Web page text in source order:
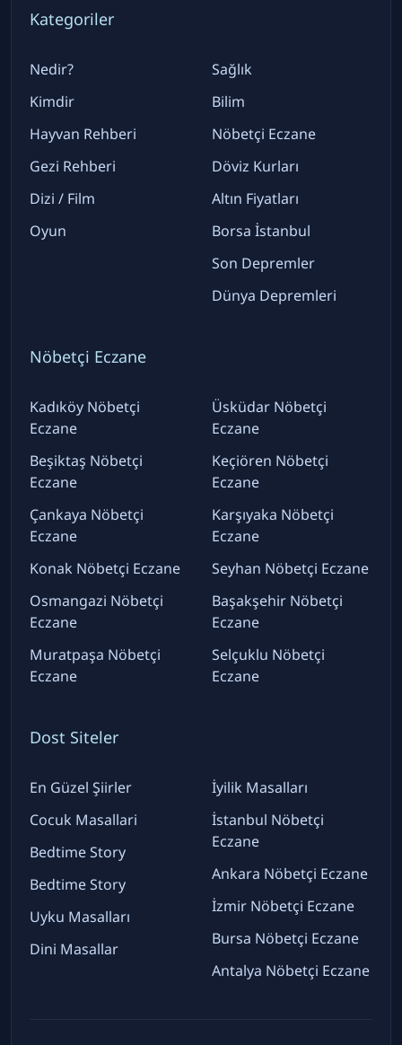
Kategoriler
Nedir?
Kimdir
Hayvan Rehberi
Gezi Rehberi
Dizi / Film
Oyun
Sağlık
Bilim
Nöbetçi Eczane
Döviz Kurları
Altın Fiyatları
Borsa İstanbul
Son Depremler
Dünya Depremleri
Nöbetçi Eczane
Kadıköy Nöbetçi
Eczane
Beşiktaş Nöbetçi
Eczane
Çankaya Nöbetçi
Eczane
Konak Nöbetçi Eczane
Osmangazi Nöbetçi
Eczane
Muratpaşa Nöbetçi
Eczane
Üsküdar Nöbetçi
Eczane
Keçiören Nöbetçi
Eczane
Karşıyaka Nöbetçi
Eczane
Seyhan Nöbetçi Eczane
Başakşehir Nöbetçi
Eczane
Selçuklu Nöbetçi
Eczane
Dost Siteler
En Güzel Şiirler
Cocuk Masallari
Bedtime Story
Bedtime Story
Uyku Masalları
Dini Masallar
İyilik Masalları
İstanbul Nöbetçi
Eczane
Ankara Nöbetçi Eczane
İzmir Nöbetçi Eczane
Bursa Nöbetçi Eczane
Antalya Nöbetçi Eczane